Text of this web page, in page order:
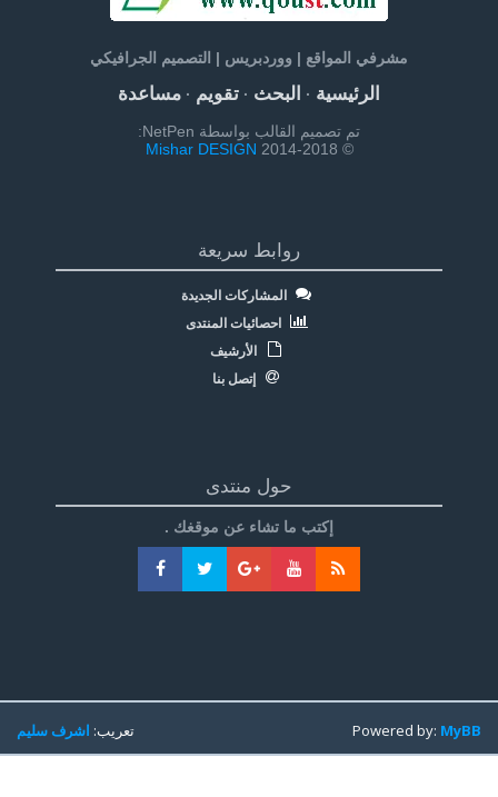
مشرفي المواقع | ووردبريس | التصميم الجرافيكي
الرئيسية· البحث· تقويم· مساعدة
تم تصميم القالب بواسطة NetPen:
© 2014-2018
Mishar DESIGN
روابط سريعة
المشاركات الجديدة
احصائيات المنتدى
الأرشيف
إتصل بنا
حول منتدى
إكتب ما تشاء عن موقغك .
تعريب:اشرف سليم Powered by:MyBB